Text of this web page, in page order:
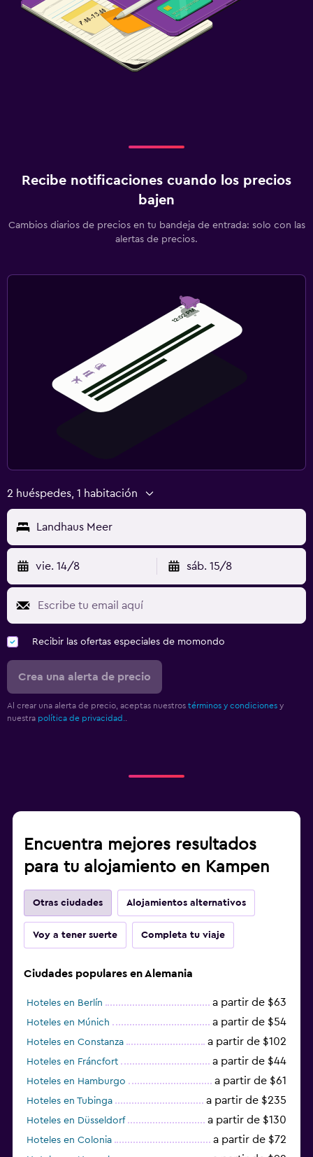
Recibe notificaciones cuando los precios
bajen
Cambios diarios de precios en tu bandeja de entrada: solo con las
alertas de precios.
2 huéspedes, 1 habitación
Landhaus Meer
vie. 14/8 sáb. 15/8
Recibir las ofertas especiales de momondo
Crea una alerta de precio
Al crear una alerta de precio, aceptas nuestros términos y condiciones y
nuestra política de privacidad.
Encuentra mejores resultados
para tu alojamiento en Kampen
Otras ciudades Alojamientos alternativos
Voy a tener suerte Completa tu viaje
Ciudades populares en Alemania
Hoteles en Berlín a partir de $63
Hoteles en Múnich a partir de $54
Hoteles en Constanza a partir de $102
Hoteles en Fráncfort a partir de $44
Hoteles en Hamburgo a partir de $61
Hoteles en Tubinga a partir de $235
Hoteles en Düsseldorf a partir de $130
Hoteles en Colonia a partir de $72